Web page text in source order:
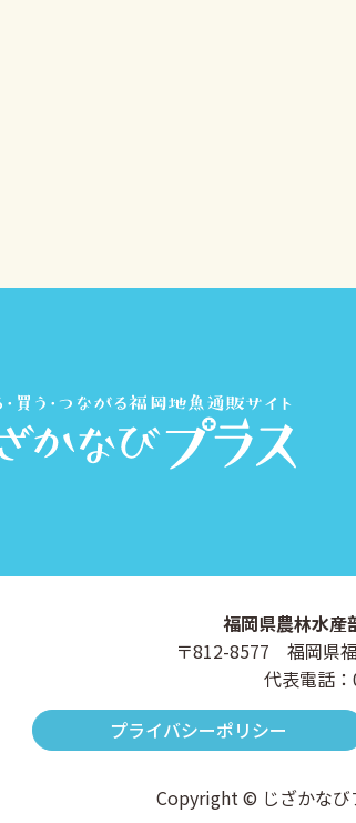
福岡県農林水産
〒812-8577 福岡県
代表電話
プライバシーポリシー
Copyright © じざかなび